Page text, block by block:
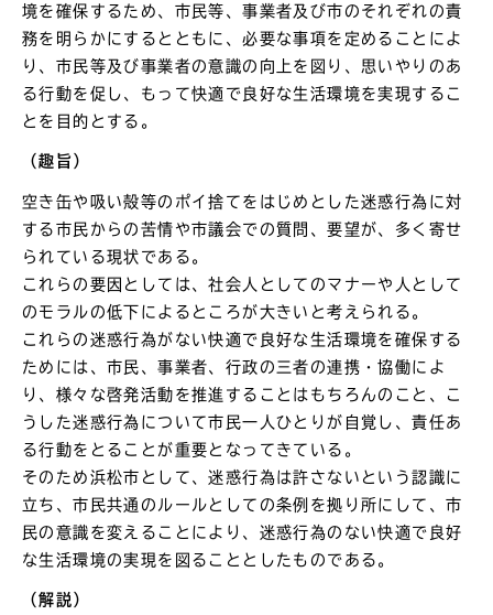
境を確保するため、市民等、事業者及び市のそれぞれの責
務を明らかにするとともに、必要な事項を定めることによ
り、市民等及び事業者の意識の向上を図り、思いやりのあ
る行動を促し、もって快適で良好な生活環境を実現するこ
とを目的とする。
（趣旨）
空き缶や吸い殻等のポイ捨てをはじめとした迷惑行為に対
する市民からの苦情や市議会での質問、要望が、多く寄せ
られている現状である。
これらの要因としては、社会人としてのマナーや人として
のモラルの低下によるところが大きいと考えられる。
これらの迷惑行為がない快適で良好な生活環境を確保する
ためには、市民、事業者、行政の三者の連携・協働によ
り、様々な啓発活動を推進することはもちろんのこと、こ
うした迷惑行為について市民一人ひとりが自覚し、責任あ
る行動をとることが重要となってきている。
そのため浜松市として、迷惑行為は許さないという認識に
立ち、市民共通のルールとしての条例を拠り所にして、市
民の意識を変えることにより、迷惑行為のない快適で良好
な生活環境の実現を図ることとしたものである。
（解説）